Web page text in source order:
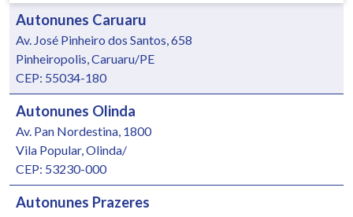
Autonunes Caruaru
Av. José Pinheiro dos Santos, 658
Pinheiropolis, Caruaru/PE
CEP: 55034-180
Autonunes Olinda
Av. Pan Nordestina, 1800
Vila Popular, Olinda/
CEP: 53230-000
Autonunes Prazeres